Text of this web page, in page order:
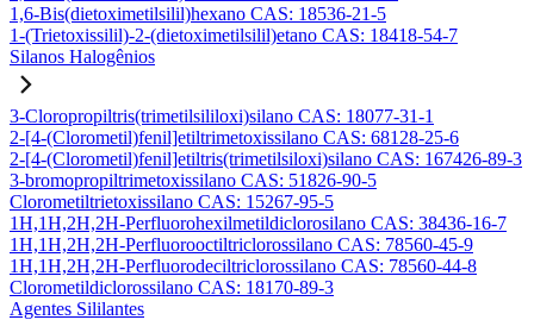
1,6-Bis(dietoximetilsilil)hexano CAS: 18536-21-5
1-(Trietoxissilil)-2-(dietoximetilsilil)etano CAS: 18418-54-7
Silanos Halogênios
3-Cloropropiltris(trimetilsililoxi)silano CAS: 18077-31-1
2-[4-(Clorometil)fenil]etiltrimetoxissilano CAS: 68128-25-6
2-[4-(Clorometil)fenil]etiltris(trimetilsiloxi)silano CAS: 167426-89-3
3-bromopropiltrimetoxissilano CAS: 51826-90-5
Clorometiltrietoxissilano CAS: 15267-95-5
1H,1H,2H,2H-Perfluorohexilmetildiclorosilano CAS: 38436-16-7
1H,1H,2H,2H-Perfluorooctiltriclorossilano CAS: 78560-45-9
1H,1H,2H,2H-Perfluorodeciltriclorossilano CAS: 78560-44-8
Clorometildiclorossilano CAS: 18170-89-3
Agentes Sililantes